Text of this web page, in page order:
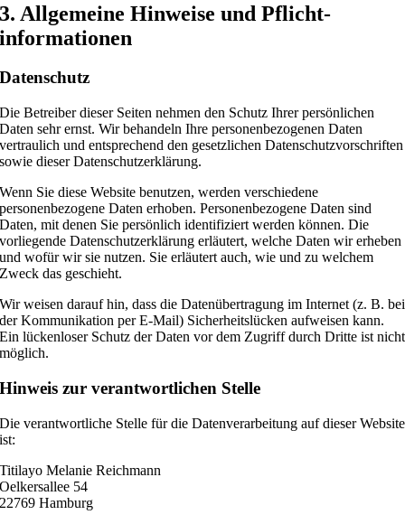
3. Allgemeine Hinweise und Pflicht­
informationen
Datenschutz
Die Betreiber dieser Seiten nehmen den Schutz Ihrer persönlichen
Daten sehr ernst. Wir behandeln Ihre personenbezogenen Daten
vertraulich und entsprechend den gesetzlichen Datenschutzvorschriften
sowie dieser Datenschutzerklärung.
Wenn Sie diese Website benutzen, werden verschiedene
personenbezogene Daten erhoben. Personenbezogene Daten sind
Daten, mit denen Sie persönlich identifiziert werden können. Die
vorliegende Datenschutzerklärung erläutert, welche Daten wir erheben
und wofür wir sie nutzen. Sie erläutert auch, wie und zu welchem
Zweck das geschieht.
Wir weisen darauf hin, dass die Datenübertragung im Internet (z. B. bei
der Kommunikation per E-Mail) Sicherheitslücken aufweisen kann.
Ein lückenloser Schutz der Daten vor dem Zugriff durch Dritte ist nicht
möglich.
Hinweis zur verantwortlichen Stelle
Die verantwortliche Stelle für die Datenverarbeitung auf dieser Website
ist:
Titilayo Melanie Reichmann
Oelkersallee 54
22769 Hamburg